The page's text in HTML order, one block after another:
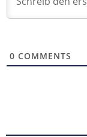
0 COMMENTS